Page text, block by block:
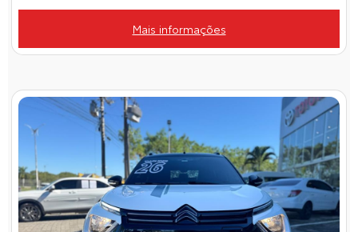
Mais informações